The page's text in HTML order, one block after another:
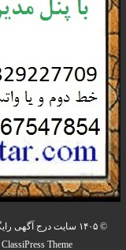
© ۱۴۰۵ سایت درج آگهی رایگان و نیازمندیهای پرترین. کلیه حقوق محفوظ می باشد.
ClassiPress Theme